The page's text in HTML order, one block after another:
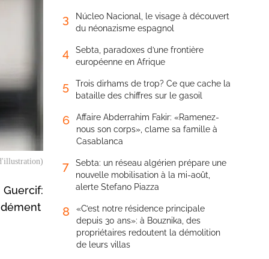
3
Núcleo Nacional, le visage à découvert
du néonazisme espagnol
4
Sebta, paradoxes d’une frontière
européenne en Afrique
5
Trois dirhams de trop? Ce que cache la
bataille des chiffres sur le gasoil
6
Affaire Abderrahim Fakir: «Ramenez-
nous son corps», clame sa famille à
Casablanca
7
Sebta: un réseau algérien prépare une
nouvelle mobilisation à la mi-août,
alerte Stefano Piazza
8
«C’est notre résidence principale
depuis 30 ans»: à Bouznika, des
propriétaires redoutent la démolition
de leurs villas